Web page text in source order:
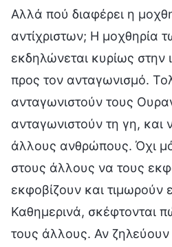
Αλλά πού διαφέρει η
αντίχριστων; Η μοχθηρία
εκδηλώνεται κυρίως στην
προς τον ανταγωνισμό.
ανταγωνιστούν τους
ανταγωνιστούν τη γη, και
άλλους ανθρώπους. Όχι
στους άλλους να τους
εκφοβίζουν και τιμωρούν
Καθημερινά, σκέφτονται
τους άλλους. Αν ζηλεύουν